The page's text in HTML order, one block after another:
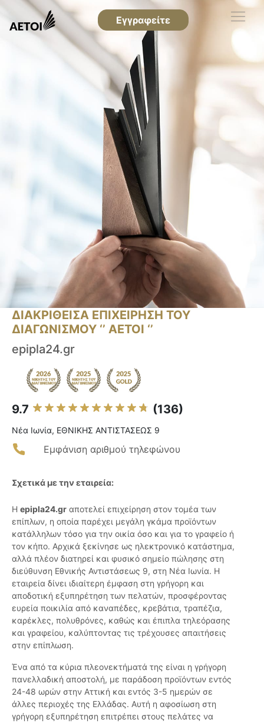
Εγγραφείτε
ΔΙΑΚΡΙΘΕΙΣΑ ΕΠΙΧΕΙΡΗΣΗ ΤΟΥ
ΔΙΑΓΩΝΙΣΜΟΥ ‘’ ΑΕΤΟΙ ‘’
epipla24.gr
9.7 (136)
Νέα Ιωνία, ΕΘΝΙΚΗΣ ΑΝΤΙΣΤΑΣΕΩΣ 9
Εμφάνιση αριθμού τηλεφώνου
Σχετικά με την εταιρεία:
Η epipla24.gr αποτελεί επιχείρηση στον τομέα των
επίπλων, η οποία παρέχει μεγάλη γκάμα προϊόντων
κατάλληλων τόσο για την οικία όσο και για το γραφείο ή
τον κήπο. Αρχικά ξεκίνησε ως ηλεκτρονικό κατάστημα,
αλλά πλέον διατηρεί και φυσικό σημείο πώλησης στη
διεύθυνση Εθνικής Αντιστάσεως 9, στη Νέα Ιωνία. Η
εταιρεία δίνει ιδιαίτερη έμφαση στη γρήγορη και
αποδοτική εξυπηρέτηση των πελατών, προσφέροντας
ευρεία ποικιλία από καναπέδες, κρεβάτια, τραπέζια,
καρέκλες, πολυθρόνες, καθώς και έπιπλα τηλεόρασης
και γραφείου, καλύπτοντας τις τρέχουσες απαιτήσεις
στην επίπλωση.
Ένα από τα κύρια πλεονεκτήματά της είναι η γρήγορη
πανελλαδική αποστολή, με παράδοση προϊόντων εντός
24-48 ωρών στην Αττική και εντός 3-5 ημερών σε
άλλες περιοχές της Ελλάδας. Αυτή η αφοσίωση στη
γρήγορη εξυπηρέτηση επιτρέπει στους πελάτες να